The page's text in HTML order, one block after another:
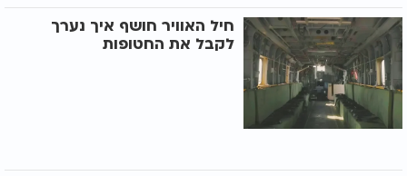
חיל האוויר חושף איך נערך
לקבל את החטופות